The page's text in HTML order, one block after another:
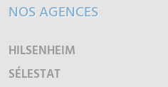
NOS AGENCES
HILSENHEIM
SÉLESTAT